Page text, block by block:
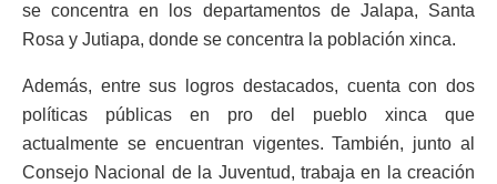
se concentra en los departamentos de Jalapa, Santa
Rosa y Jutiapa, donde se concentra la población xinca.
Además, entre sus logros destacados, cuenta con dos
políticas públicas en pro del pueblo xinca que
actualmente se encuentran vigentes. También, junto al
Consejo Nacional de la Juventud, trabaja en la creación